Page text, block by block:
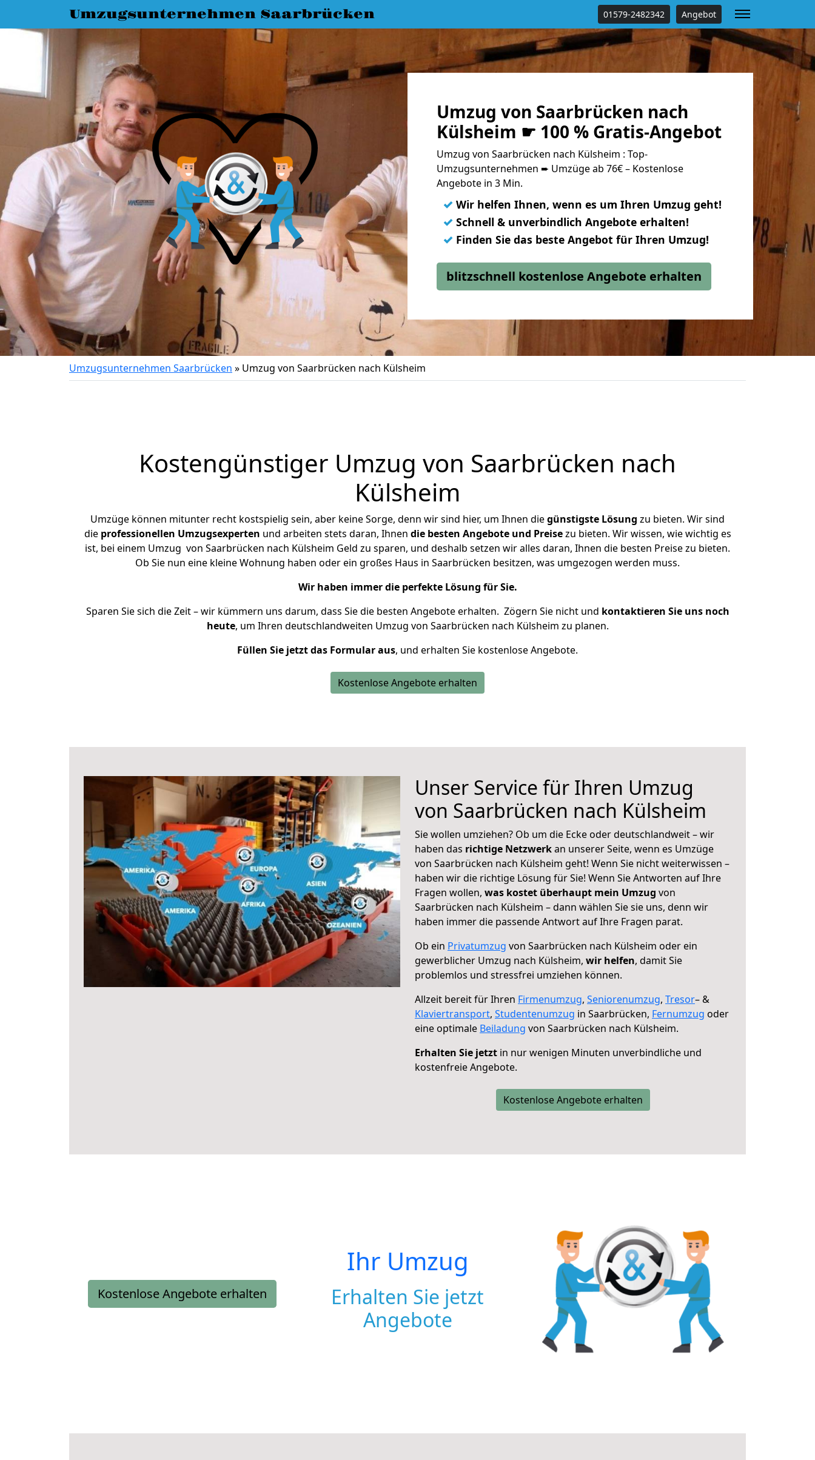
Umzugsunternehmen Saarbrücken 01579-2482342 Angebot
Umzug von Saarbrücken nach
Külsheim ☛ 100 % Gratis-Angebot
Umzug von Saarbrücken nach Külsheim : Top-
Umzugsunternehmen ➨ Umzüge ab 76€ – Kostenlose
Angebote in 3 Min.
✓ Wir helfen Ihnen, wenn es um Ihren Umzug geht!
✓ Schnell & unverbindlich Angebote erhalten!
✓ Finden Sie das beste Angebot für Ihren Umzug!
blitzschnell kostenlose Angebote erhalten
Umzugsunternehmen Saarbrücken » Umzug von Saarbrücken nach Külsheim
Kostengünstiger Umzug von Saarbrücken nach
Külsheim
Umzüge können mitunter recht kostspielig sein, aber keine Sorge, denn wir sind hier, um Ihnen diegünstigste Lösung zu bieten. Wir sind
die professionellen Umzugsexperten und arbeiten stets daran, Ihnen die besten Angebote und Preisezu bieten. Wir wissen, wie wichtig es
ist, bei einem Umzug von Saarbrücken nach Külsheim Geld zu sparen, und deshalb setzen wir alles daran, Ihnen die besten Preise zu bieten.
Ob Sie nun eine kleine Wohnung haben oder ein großes Haus in Saarbrücken besitzen, was umgezogen werden muss.
Wir haben immer die perfekte Lösung für Sie.
Sparen Sie sich die Zeit – wir kümmern uns darum, dass Sie die besten Angebote erhalten. Zögern Sie nicht und kontaktieren Sie uns noch
heute, um Ihren deutschlandweiten Umzug von Saarbrücken nach Külsheim zu planen.
Füllen Sie jetzt das Formular aus, und erhalten Sie kostenlose Angebote.
Kostenlose Angebote erhalten
Unser Service für Ihren Umzug
von Saarbrücken nach Külsheim
Sie wollen umziehen? Ob um die Ecke oder deutschlandweit – wir
haben das richtige Netzwerkan unserer Seite, wenn es Umzüge
von Saarbrücken nach Külsheim geht! Wenn Sie nicht weiterwissen –
haben wir die richtige Lösung für Sie! Wenn Sie Antworten auf Ihre
Fragen wollen, was kostet überhaupt mein Umzug von
Saarbrücken nach Külsheim – dann wählen Sie sie uns, denn wir
haben immer die passende Antwort auf Ihre Fragen parat.
Ob ein Privatumzug von Saarbrücken nach Külsheim oder ein
gewerblicher Umzug nach Külsheim, wir helfen, damit Sie
problemlos und stressfrei umziehen können.
Allzeit bereit für Ihren Firmenumzug, Seniorenumzug, Tresor– &
Klaviertransport, Studentenumzug in Saarbrücken, Fernumzug oder
eine optimale Beiladung von Saarbrücken nach Külsheim.
Erhalten Sie jetzt in nur wenigen Minuten unverbindliche und
kostenfreie Angebote.
Kostenlose Angebote erhalten
Kostenlose Angebote erhalten
Ihr Umzug
Erhalten Sie jetzt
Angebote